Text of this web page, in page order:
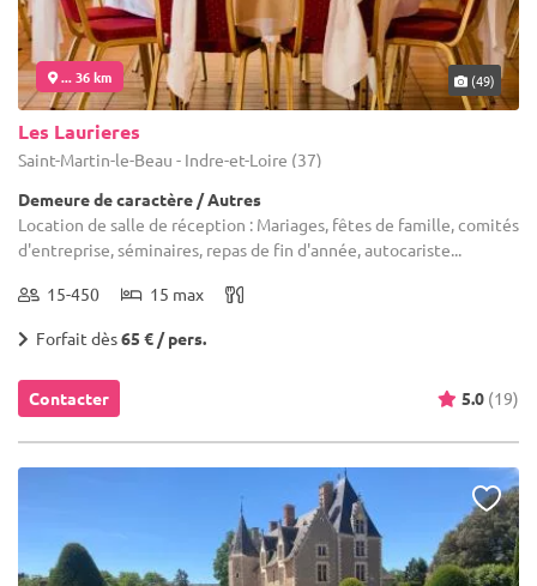
... 36 km (49)
Les Laurieres
Saint-Martin-le-Beau - Indre-et-Loire (37)
Demeure de caractère / Autres
Location de salle de réception : Mariages, fêtes de famille, comités
d'entreprise, séminaires, repas de fin d'année, autocariste...
15-450 15 max
Forfait dès65 € / pers.
Contacter 5.0 (19)